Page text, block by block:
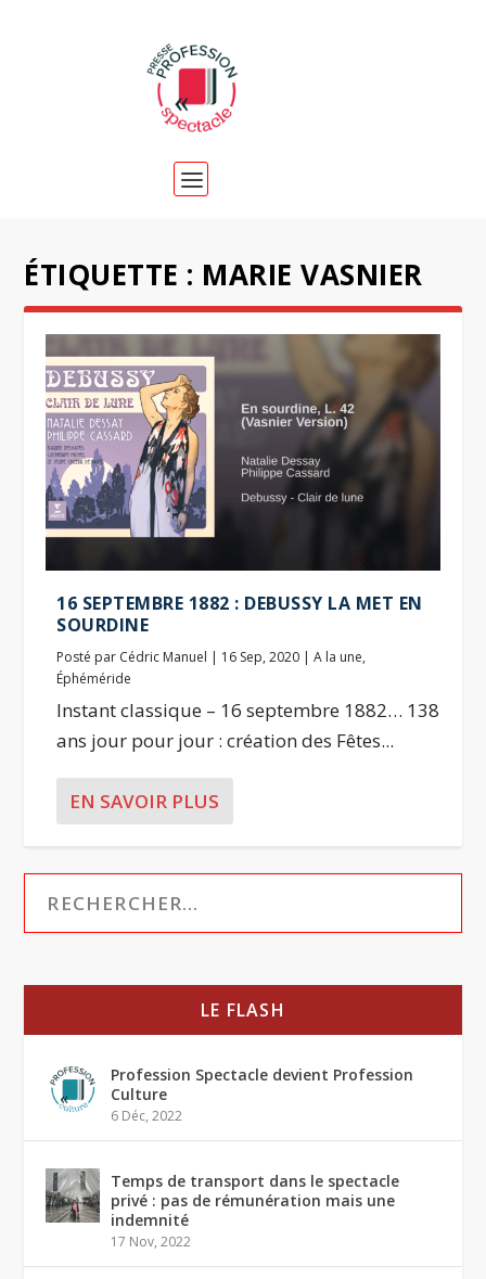
ÉTIQUETTE : MARIE VASNIER
16 SEPTEMBRE 1882 : DEBUSSY LA MET EN
SOURDINE
Posté par Cédric Manuel | 16 Sep, 2020 |A la une,
Éphéméride
Instant classique – 16 septembre 1882… 138
ans jour pour jour : création des Fêtes...
EN SAVOIR PLUS
LE FLASH
Profession Spectacle devient Profession
Culture
6 Déc, 2022
Temps de transport dans le spectacle
privé : pas de rémunération mais une
indemnité
17 Nov, 2022